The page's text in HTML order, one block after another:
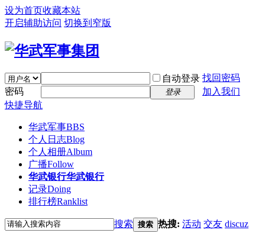
设为首页收藏本站
开启辅助访问 切换到窄版
自动登录 找回密码
密码
登录
加入我们
快捷导航
华武军事BBS
个人日志Blog
个人相册Album
广播Follow
华武银行华武银行
记录Doing
排行榜Ranklist
搜索 搜索 热搜: 活动 交友 discuz